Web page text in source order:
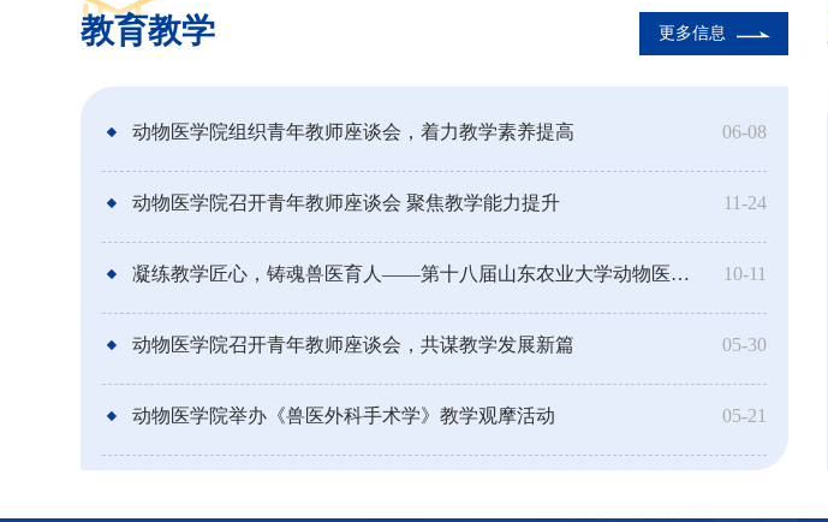
教育教学 更多信息
动物医学院组织青年教师座谈会，着力教学素养提高 06-08
动物医学院召开青年教师座谈会 聚焦教学能力提升 11-24
凝练教学匠心，铸魂兽医育人——第十八届山东农业大学动物医学院青... 10-11
动物医学院召开青年教师座谈会，共谋教学发展新篇 05-30
动物医学院举办《兽医外科手术学》教学观摩活动 05-21